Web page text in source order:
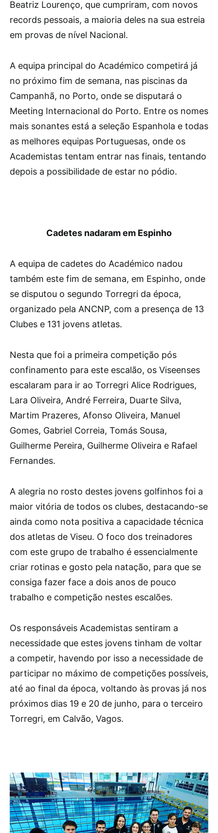
Beatriz Lourenço, que cumpriram, com novos
records pessoais, a maioria deles na sua estreia
em provas de nível Nacional.
A equipa principal do Académico competirá já
no próximo fim de semana, nas piscinas da
Campanhã, no Porto, onde se disputará o
Meeting Internacional do Porto. Entre os nomes
mais sonantes está a seleção Espanhola e todas
as melhores equipas Portuguesas, onde os
Academistas tentam entrar nas finais, tentando
depois a possibilidade de estar no pódio.
Cadetes nadaram em Espinho
A equipa de cadetes do Académico nadou
também este fim de semana, em Espinho, onde
se disputou o segundo Torregri da época,
organizado pela ANCNP, com a presença de 13
Clubes e 131 jovens atletas.
Nesta que foi a primeira competição pós
confinamento para este escalão, os Viseenses
escalaram para ir ao Torregri Alice Rodrigues,
Lara Oliveira, André Ferreira, Duarte Silva,
Martim Prazeres, Afonso Oliveira, Manuel
Gomes, Gabriel Correia, Tomás Sousa,
Guilherme Pereira, Guilherme Oliveira e Rafael
Fernandes.
A alegria no rosto destes jovens golfinhos foi a
maior vitória de todos os clubes, destacando-se
ainda como nota positiva a capacidade técnica
dos atletas de Viseu. O foco dos treinadores
com este grupo de trabalho é essencialmente
criar rotinas e gosto pela natação, para que se
consiga fazer face a dois anos de pouco
trabalho e competição nestes escalões.
Os responsáveis Academistas sentiram a
necessidade que estes jovens tinham de voltar
a competir, havendo por isso a necessidade de
participar no máximo de competições possíveis,
até ao final da época, voltando às provas já nos
próximos dias 19 e 20 de junho, para o terceiro
Torregri, em Calvão, Vagos.